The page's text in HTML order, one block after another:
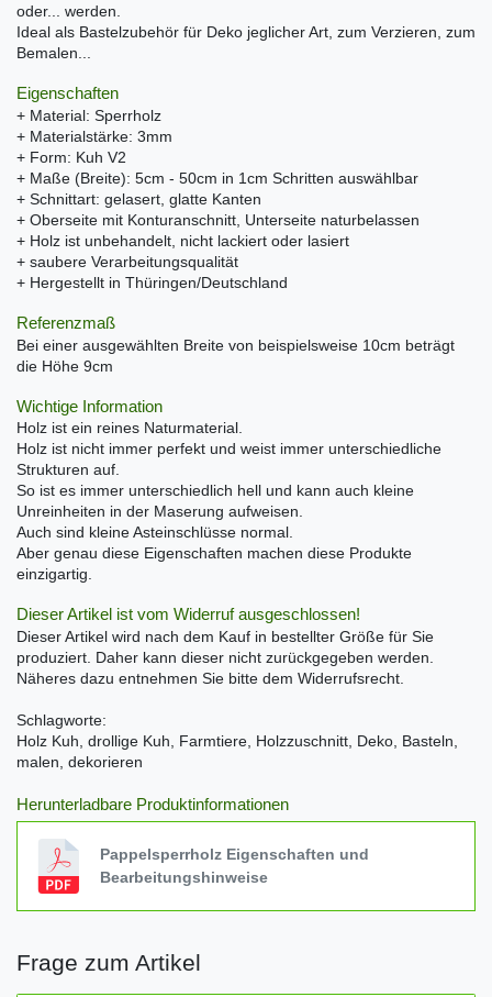
oder... werden.
Ideal als Bastelzubehör für Deko jeglicher Art, zum Verzieren, zum
Bemalen...
Eigenschaften
+ Material: Sperrholz
+ Materialstärke: 3mm
+ Form: Kuh V2
+ Maße (Breite): 5cm - 50cm in 1cm Schritten auswählbar
+ Schnittart: gelasert, glatte Kanten
+ Oberseite mit Konturanschnitt, Unterseite naturbelassen
+ Holz ist unbehandelt, nicht lackiert oder lasiert
+ saubere Verarbeitungsqualität
+ Hergestellt in Thüringen/Deutschland
Referenzmaß
Bei einer ausgewählten Breite von beispielsweise 10cm beträgt
die Höhe 9cm
Wichtige Information
Holz ist ein reines Naturmaterial.
Holz ist nicht immer perfekt und weist immer unterschiedliche
Strukturen auf.
So ist es immer unterschiedlich hell und kann auch kleine
Unreinheiten in der Maserung aufweisen.
Auch sind kleine Asteinschlüsse normal.
Aber genau diese Eigenschaften machen diese Produkte
einzigartig.
Dieser Artikel ist vom Widerruf ausgeschlossen!
Dieser Artikel wird nach dem Kauf in bestellter Größe für Sie
produziert. Daher kann dieser nicht zurückgegeben werden.
Näheres dazu entnehmen Sie bitte dem Widerrufsrecht.
Schlagworte:
Holz Kuh, drollige Kuh, Farmtiere, Holzzuschnitt, Deko, Basteln,
malen, dekorieren
Herunterladbare Produktinformationen
Pappelsperrholz Eigenschaften und
Bearbeitungshinweise
Frage zum Artikel